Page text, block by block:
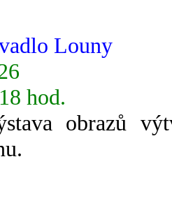
Louny
hod.
obrazů